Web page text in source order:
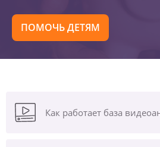
ПОМОЧЬ ДЕТЯМ
Как работает база